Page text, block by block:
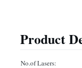
Product
No.of Lasers: